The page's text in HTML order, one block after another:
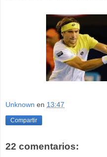
Unknown en 13:47
Compartir
22 comentarios: